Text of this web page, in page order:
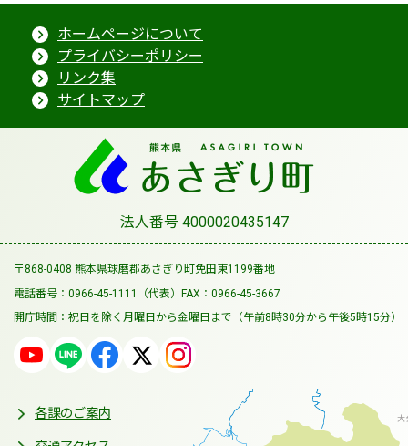
ホームページについて
プライバシーポリシー
リンク集
サイトマップ
法人番号 4000020435147
〒868-0408 熊本県球磨郡あさぎり町免田東1199番地
電話番号：0966-45-1111（代表）
FAX：0966-45-3667
開庁時間：祝日を除く月曜日から金曜日まで （午前8時30分から午後5時15分）
各課のご案内